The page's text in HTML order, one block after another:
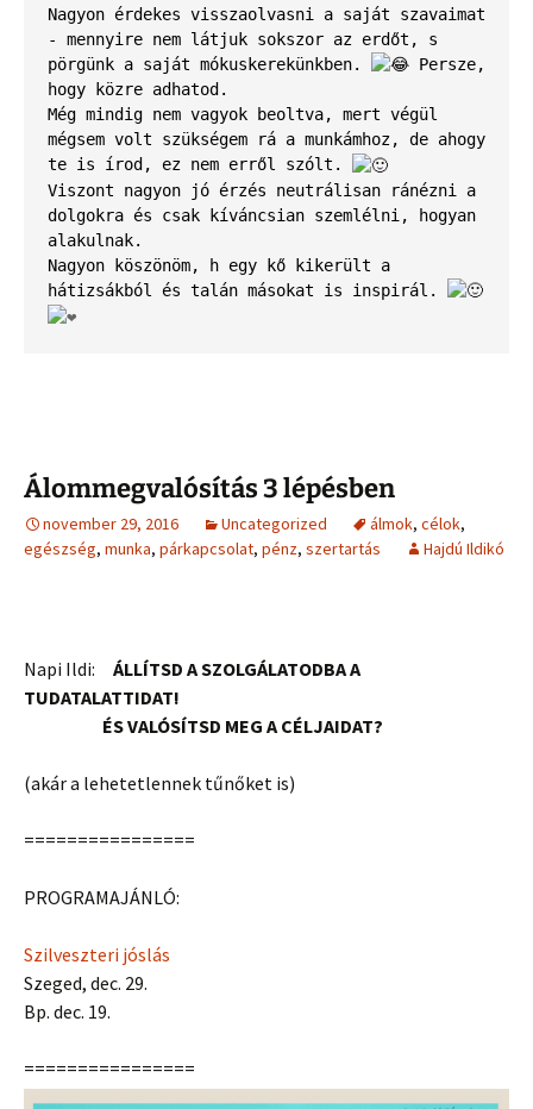
Nagyon érdekes visszaolvasni a saját szavaimat
- mennyire nem látjuk sokszor az erdőt, s
pörgünk a saját mókuskerekünkben.
Persze,
hogy közre adhatod.
Még mindig nem vagyok beoltva, mert végül
mégsem volt szükségem rá a munkámhoz, de ahogy
te is írod, ez nem erről szólt.
Viszont nagyon jó érzés neutrálisan
ránézni a
dolgokra és csak kíváncsian szemlélni, hogyan
alakulnak.
Nagyon köszönöm, h egy kő kikerült a
hátizsákból és talán másokat is inspirál.
Álommegvalósítás 3 lépésben
november 29, 2016 Uncategorized álmok, célok,
egészség, munka, párkapcsolat, pénz, szertartás Hajdú Ildikó
Napi Ildi: ÁLLÍTSD A SZOLGÁLATODBA A
TUDATALATTIDAT!
ÉS VALÓSÍTSD MEG A CÉLJAIDAT?
(akár a lehetetlennek tűnőket is)
================
PROGRAMAJÁNLÓ:
Szilveszteri jóslás
Szeged, dec. 29.
Bp. dec. 19.
================